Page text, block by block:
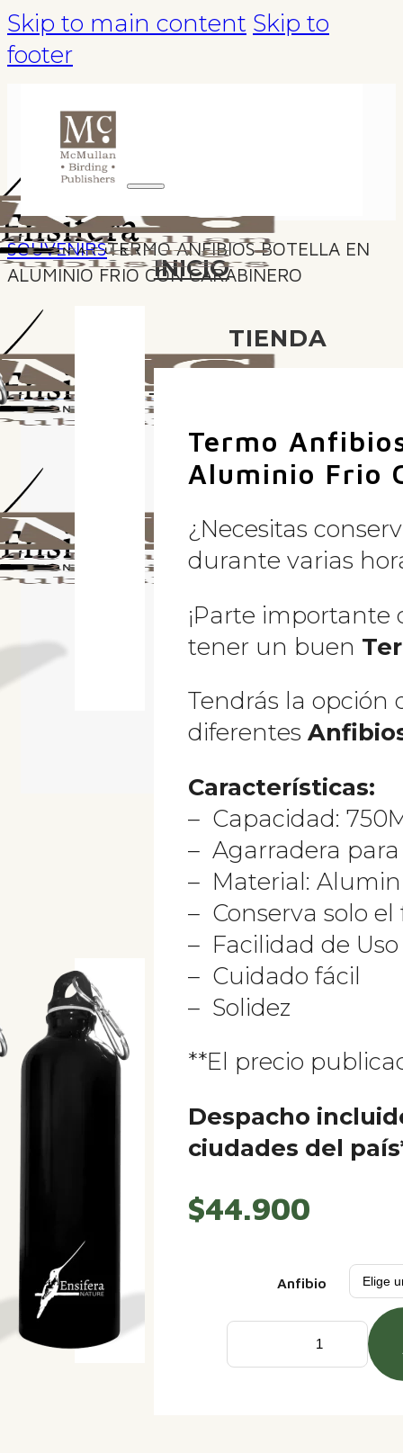
Skip to main content Skip to
footer
INICIO
TIENDA
TOURS
SOUVENIRSTERMO ANFIBIOS BOTELLA EN
ALUMINIO FRIO CON CARABINERO
Termo
Aluminio Frio
¿Necesitas
durante varias
¡Parte importante
tener un buen
Tendrás la opción
diferentes
Características:
– Capacidad:
– Agarradera
– Material:
– Conserva solo el
– Facilidad de Uso
– Cuidado fácil
– Solidez
**El precio
Despacho
ciudades del
$44.900
Anfibio
Termo